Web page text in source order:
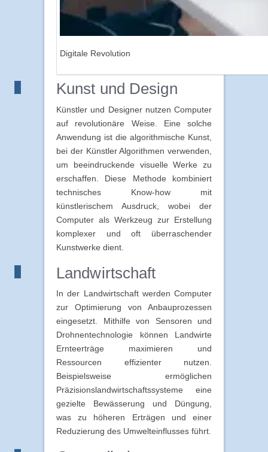
Digitale Revolution
Kunst und Design
Künstler und Designer nutzen Computer
auf revolutionäre Weise. Eine solche
Anwendung ist die algorithmische Kunst,
bei der Künstler Algorithmen verwenden,
um beeindruckende visuelle Werke zu
erschaffen. Diese Methode kombiniert
technisches Know-how mit
künstlerischem Ausdruck, wobei der
Computer als Werkzeug zur Erstellung
komplexer und oft überraschender
Kunstwerke dient.
Landwirtschaft
In der Landwirtschaft werden Computer
zur Optimierung von Anbauprozessen
eingesetzt. Mithilfe von Sensoren und
Drohnentechnologie können Landwirte
Ernteerträge maximieren und
Ressourcen effizienter nutzen.
Beispielsweise ermöglichen
Präzisionslandwirtschaftssysteme eine
gezielte Bewässerung und Düngung,
was zu höheren Erträgen und einer
Reduzierung des Umwelteinflusses führt.